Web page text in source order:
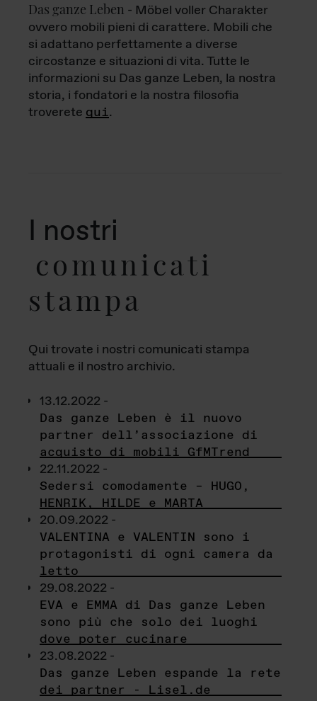
Das ganze Leben - Möbel voller Charakter
ovvero mobili pieni di carattere. Mobili che
si adattano perfettamente a diverse
circostanze e situazioni di vita. Tutte le
informazioni su Das ganze Leben, la nostra
storia, i fondatori e la nostra filosofia
troverete qui.
I nostri
comunicati
stampa
Qui trovate i nostri comunicati stampa
attuali e il nostro archivio.
13.12.2022 -
Das ganze Leben è il nuovo
partner dell’associazione di
acquisto di mobili GfMTrend
22.11.2022 -
Sedersi comodamente – HUGO,
HENRIK, HILDE e MARTA
20.09.2022 -
VALENTINA e VALENTIN sono i
protagonisti di ogni camera da
letto
29.08.2022 -
EVA e EMMA di Das ganze Leben
sono più che solo dei luoghi
dove poter cucinare
23.08.2022 -
Das ganze Leben espande la rete
dei partner - Lisel.de